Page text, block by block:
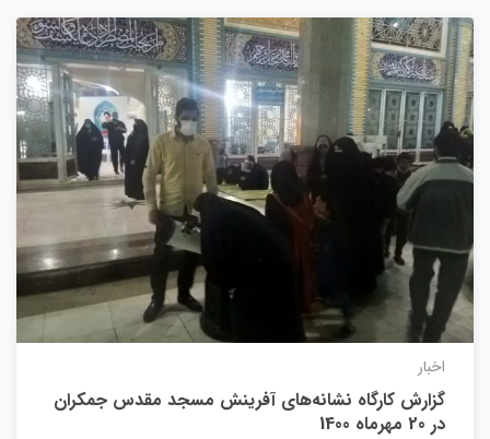
اخبار
گزارش کارگاه نشانه‌های آفرینش مسجد مقدس جمکران
در 20 مهرماه 1400